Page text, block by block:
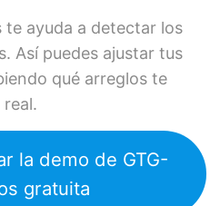
te ayuda a detectar los
Así puedes ajustar tus
qué arreglos te
la demo de GTG-
gratuita